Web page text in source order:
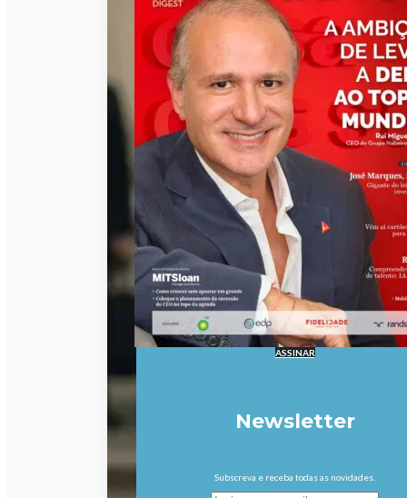
ASSINAR
Newsletter
Subscreva e receba todas as novidades.